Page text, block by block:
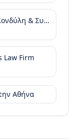
Δικηγορικό Γραφείο Νικολάου Κονδύλη & Συνεργατών - N. Kondylis & Partners Law Office
Law Firm
Αθήνα